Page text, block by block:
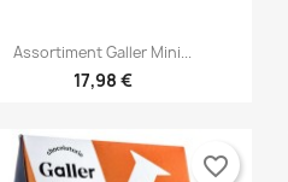
Vista rápida
Assortiment Galler Mini...
17,98 €
favorite_border